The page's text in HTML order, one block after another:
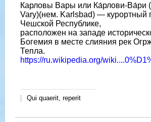
Карловы Вары или Ка́рлови-Ва́ри
Vary)(нем. Karlsbad) — курортный
Чешской Республике,
расположен на западе
Богемия в месте слияния рек
Тепла.
https://ru.wikipedia.org/
Qui quaerit, reperit